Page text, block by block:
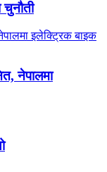
चुनौती
नेपालमा